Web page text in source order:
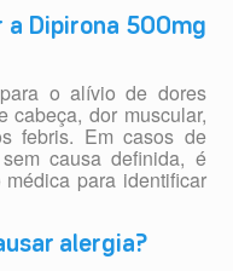
a Dipirona 500mg
o alívio de dores
cabeça, dor muscular,
febris. Em casos de
causa definida, é
para identificar
alergia?